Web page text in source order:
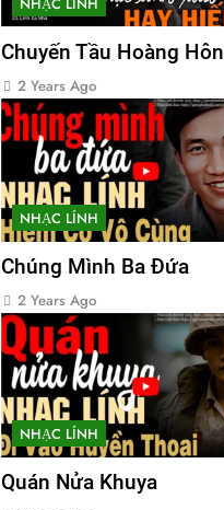
Chuyến Tầu Hoàng Hôn
2 Years Ago
NHẠC LÍNH
Chúng Mình Ba Đứa
2 Years Ago
NHẠC LÍNH
Quán Nửa Khuya